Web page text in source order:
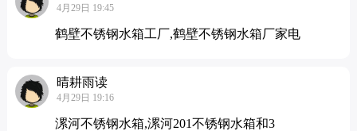
4月29日 19:45
鹤壁不锈钢水箱工厂,鹤壁不锈钢水箱厂家电
晴耕雨读
4月29日 19:16
漯河不锈钢水箱,漯河201不锈钢水箱和3